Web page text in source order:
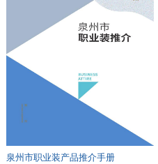
泉州市职业装产品推介手册